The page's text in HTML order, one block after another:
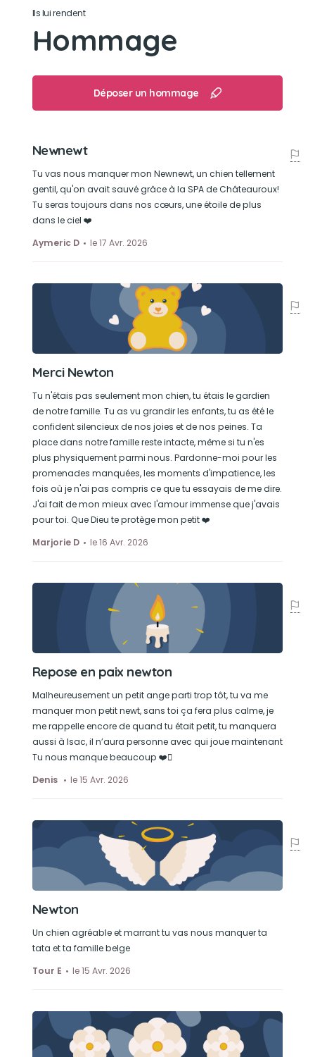
Ils lui rendent
Hommage
Déposer un hommage
Newnewt
Tu vas nous manquer mon Newnewt, un chien tellement
gentil, qu'on avait sauvé grâce à la SPA de Châteauroux!
Tu seras toujours dans nos cœurs, une étoile de plus
dans le ciel ❤️
Aymeric D
le 17 Avr. 2026
Merci Newton
Tu n'étais pas seulement mon chien, tu étais le gardien
de notre famille. Tu as vu grandir les enfants, tu as été le
confident silencieux de nos joies et de nos peines. Ta
place dans notre famille reste intacte, même si tu n'es
plus physiquement parmi nous. Pardonne-moi pour les
promenades manquées, les moments d'impatience, les
fois où je n'ai pas compris ce que tu essayais de me dire.
J'ai fait de mon mieux avec l'amour immense que j'avais
pour toi. Que Dieu te protège mon petit ❤️
Marjorie D
le 16 Avr. 2026
Repose en paix newton
Malheureusement un petit ange parti trop tôt, tu va me
manquer mon petit newt, sans toi ça fera plus calme, je
me rappelle encore de quand tu était petit, tu manquera
aussi à Isac, il n’aura personne avec qui joue maintenant
Tu nous manque beaucoup ❤️🫩
Denis
le 15 Avr. 2026
Newton
Un chien agréable et marrant tu vas nous manquer ta
tata et ta famille belge
Tour E
le 15 Avr. 2026